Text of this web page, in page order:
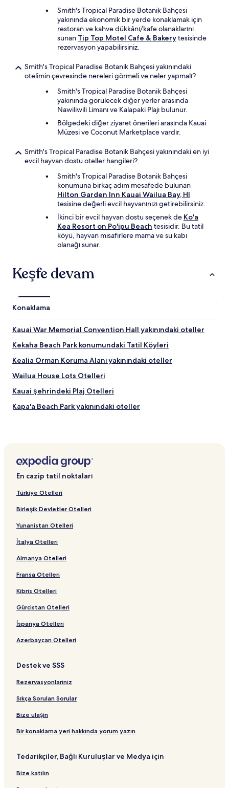
Smith's Tropical Paradise Botanik Bahçesi
yakınında ekonomik bir yerde konaklamak için
restoran ve kahve dükkânı/kafe olanaklarını
sunan Tip Top Motel Cafe & Bakerytesisinde
rezervasyon yapabilirsiniz.
Smith's Tropical Paradise Botanik Bahçesi yakınındaki
otelimin çevresinde nereleri görmeli ve neler yapmalı?
Smith's Tropical Paradise Botanik Bahçesi
yakınında görülecek diğer yerler arasında
Nawiliwili Limanı ve Kalapaki Plajı bulunur.
Bölgedeki diğer ziyaret önerileri arasında Kauai
Müzesi ve Coconut Marketplace vardır.
Smith's Tropical Paradise Botanik Bahçesi yakınındaki en iyi
evcil hayvan dostu oteller hangileri?
Smith's Tropical Paradise Botanik Bahçesi
konumuna birkaç adım mesafede bulunan
Hilton Garden Inn Kauai Wailua Bay, HI
tesisine değerli evcil hayvanınızı getirebilirsiniz.
İkinci bir evcil hayvan dostu seçenek de Ko'a
Kea Resort on Po'ipu Beach tesisidir. Bu tatil
köyü, hayvan misafirlere mama ve su kabı
olanağı sunar.
Keşfe devam
Konaklama
Kauai War Memorial Convention Hall yakınındaki oteller
Kekaha Beach Park konumundaki Tatil Köyleri
Kealia Orman Koruma Alanı yakınındaki oteller
Wailua House Lots Otelleri
Kauai şehrindeki Plaj Otelleri
Kapa'a Beach Park yakınındaki oteller
Kapaa şehrindeki Mutfaklı Oteller
Kamokila Havai Köyü yakınındaki oteller
Kipu Kai Plajı yakınındaki Plaj Otelleri
Nawiliwili Park yakınındaki oteller
Coconut Marketplace yakınındaki oteller
Lihue şehrindeki İş Otelleri
Kadavul Hindu Tapınağı yakınındaki oteller
Wailua şehrindeki Plaj Otelleri
Ho'opi'i Falls yakınındaki oteller
Wailua Homesteads Otelleri
Lihue şehrindeki Plaj Otelleri
Kipu Kai Plajı yakınındaki Golf Otelleri
Nounou Mountain yakınındaki oteller
Kauai İlçesi Otelleri
Nawiliwili Plajı Konumundaki 3 Yıldızlı Oteller
Kapaa Otelleri
Sleeping Giant Yürüyüş Patikası yakınındaki oteller
Kekaha Beach Park yakınındaki Golf Otelleri
Kekaha Beach Park Konumundaki 5 Yıldızlı Oteller
En cazip tatil noktaları
Türkiye Otelleri
Birleşik Devletler Otelleri
Yunanistan Otelleri
İtalya Otelleri
Almanya Otelleri
Fransa Otelleri
Kıbrıs Otelleri
Gürcistan Otelleri
İspanya Otelleri
Azerbaycan Otelleri
Destek ve SSS
Rezervasyonlarınız
Sıkça Sorulan Sorular
Bize ulaşın
Bir konaklama yeri hakkında yorum yazın
Tedarikçiler, Bağlı Kuruluşlar ve Medya için
Bize katılın